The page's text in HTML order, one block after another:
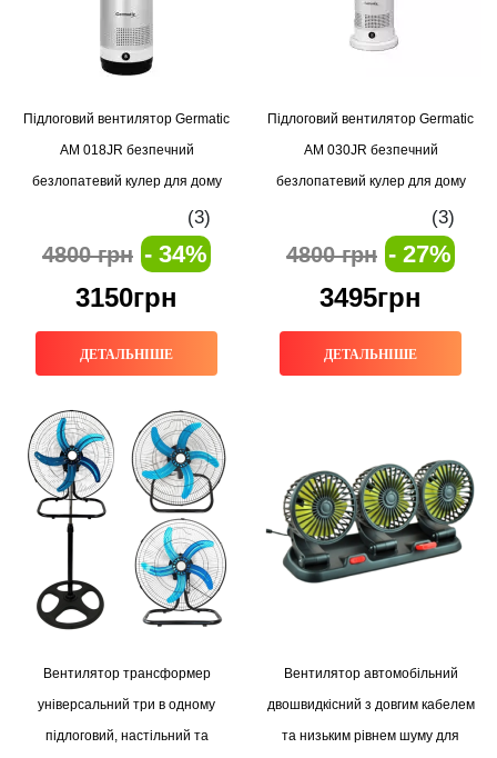
Підлоговий вентилятор Germatic
AM 018JR безпечний
безлопатевий кулер для дому
(3)
4800 грн - 34%
3150грн
ДЕТАЛЬНІШЕ
Підлоговий вентилятор Germatic
AM 030JR безпечний
безлопатевий кулер для дому
(3)
4800 грн - 27%
3495грн
ДЕТАЛЬНІШЕ
Вентилятор трансформер
універсальний три в одному
підлоговий, настільний та
Вентилятор автомобільний
двошвидкісний з довгим кабелем
та низьким рівнем шуму для